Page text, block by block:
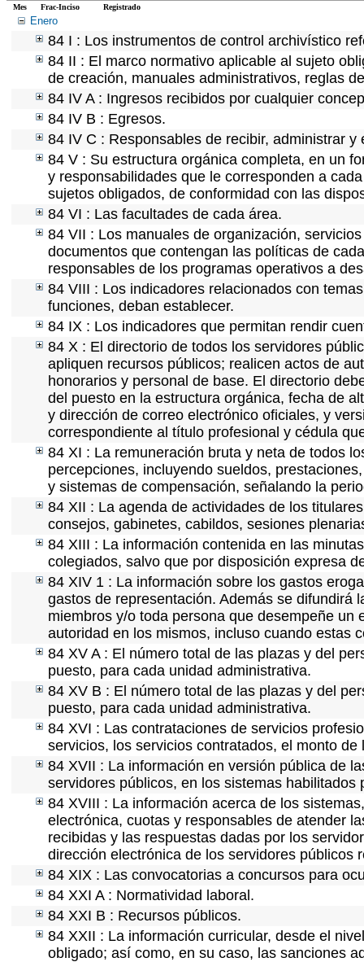
Mes Frac-Inciso Registrado
Enero
84 I : Los instrumentos de control archivístico
84 II : El marco normativo aplicable al sujeto
de creación, manuales administrativos, reglas
84 IV A : Ingresos recibidos por cualquier
84 IV B : Egresos.
84 IV C : Responsables de recibir, administrar y
84 V : Su estructura orgánica completa, en un
y responsabilidades que le corresponden a
sujetos obligados, de conformidad con las
84 VI : Las facultades de cada área.
84 VII : Los manuales de organización,
documentos que contengan las políticas de
responsables de los programas operativos a
84 VIII : Los indicadores relacionados con
funciones, deban establecer.
84 IX : Los indicadores que permitan rendir
84 X : El directorio de todos los servidores
apliquen recursos públicos; realicen actos de
honorarios y personal de base. El directorio
del puesto en la estructura orgánica, fecha de
y dirección de correo electrónico oficiales, y
correspondiente al título profesional y cédula
84 XI : La remuneración bruta y neta de todos
percepciones, incluyendo sueldos,
y sistemas de compensación, señalando la
84 XII : La agenda de actividades de los
consejos, gabinetes, cabildos, sesiones
84 XIII : La información contenida en las
colegiados, salvo que por disposición expresa
84 XIV 1 : La información sobre los gastos
gastos de representación. Además se difundirá
miembros y/o toda persona que desempeñe
autoridad en los mismos, incluso cuando estas
84 XV A : El número total de las plazas y del
puesto, para cada unidad administrativa.
84 XV B : El número total de las plazas y del
puesto, para cada unidad administrativa.
84 XVI : Las contrataciones de servicios
servicios, los servicios contratados, el monto
84 XVII : La información en versión pública de
servidores públicos, en los sistemas
84 XVIII : La información acerca de los
electrónica, cuotas y responsables de atender
recibidas y las respuestas dadas por los
dirección electrónica de los servidores públicos
84 XIX : Las convocatorias a concursos para
84 XXI A : Normatividad laboral.
84 XXI B : Recursos públicos.
84 XXII : La información curricular, desde el
obligado; así como, en su caso, las sanciones